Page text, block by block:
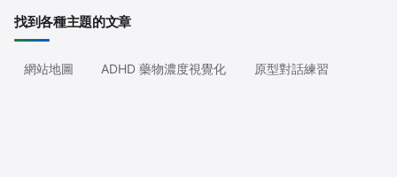
找到各種主題的文章
網站地圖 ADHD 藥物濃度視覺化 原型對話練習